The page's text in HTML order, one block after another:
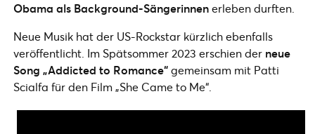
Obama als Background-Sängerinnenerleben durften.
Neue Musik hat der US-Rockstar kürzlich ebenfalls
veröffentlicht. Im Spätsommer 2023 erschien der neue
Song „Addicted to Romance“gemeinsam mit Patti
Scialfa für den Film „She Came to Me“.